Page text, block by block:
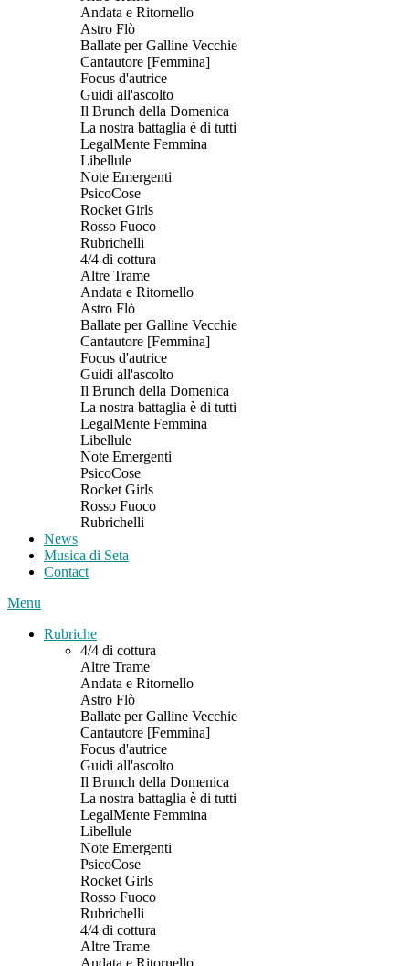
Andata e Ritornello
Astro Flò
Ballate per Galline Vecchie
Cantautore [Femmina]
Focus d'autrice
Guidi all'ascolto
Il Brunch della Domenica
La nostra battaglia è di tutti
LegalMente Femmina
Libellule
Note Emergenti
PsicoCose
Rocket Girls
Rosso Fuoco
Rubrichelli
4/4 di cottura
Altre Trame
Andata e Ritornello
Astro Flò
Ballate per Galline Vecchie
Cantautore [Femmina]
Focus d'autrice
Guidi all'ascolto
Il Brunch della Domenica
La nostra battaglia è di tutti
LegalMente Femmina
Libellule
Note Emergenti
PsicoCose
Rocket Girls
Rosso Fuoco
Rubrichelli
News
Musica di Seta
Contact
Menu
Rubriche
4/4 di cottura
Altre Trame
Andata e Ritornello
Astro Flò
Ballate per Galline Vecchie
Cantautore [Femmina]
Focus d'autrice
Guidi all'ascolto
Il Brunch della Domenica
La nostra battaglia è di tutti
LegalMente Femmina
Libellule
Note Emergenti
PsicoCose
Rocket Girls
Rosso Fuoco
Rubrichelli
4/4 di cottura
Altre Trame
Andata e Ritornello